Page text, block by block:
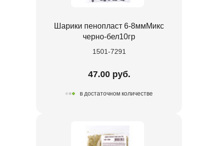
Шарики пенопласт 6-8ммМикс
черно-бел10гр
1501-7291
47.00 руб.
в достаточном количестве